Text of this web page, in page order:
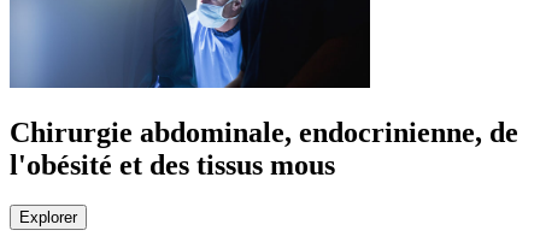
Chirurgie abdominale, endocrinienne, de
l'obésité et des tissus mous
Explorer